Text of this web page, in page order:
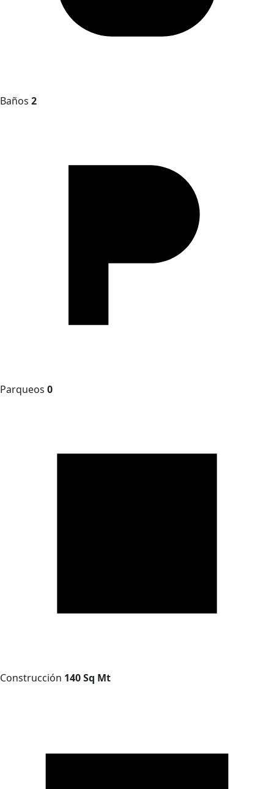
Baños 2
Parqueos 0
Construcción 140 Sq Mt